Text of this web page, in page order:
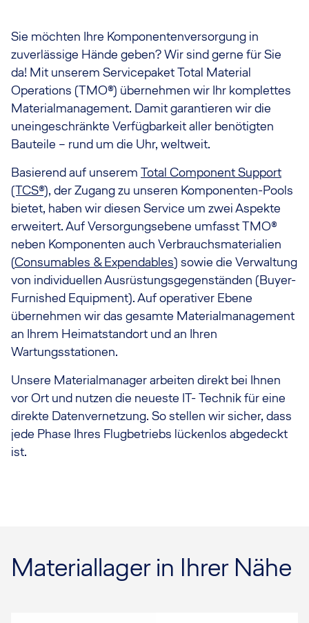
Sie möchten Ihre Komponentenversorgung in
zuverlässige Hände geben? Wir sind gerne für Sie
da! Mit unserem Servicepaket Total Material
Operations (TMO®) übernehmen wir Ihr komplettes
Materialmanagement. Damit garantieren wir die
uneingeschränkte Verfügbarkeit aller benötigten
Bauteile – rund um die Uhr, weltweit.
Basierend auf unserem Total Component Support
(TCS®), der Zugang zu unseren Komponenten-Pools
bietet, haben wir diesen Service um zwei Aspekte
erweitert. Auf Versorgungsebene umfasst TMO®
neben Komponenten auch Verbrauchsmaterialien
(Consumables & Expendables) sowie die Verwaltung
von individuellen Ausrüstungsgegenständen (Buyer-
Furnished Equipment). Auf operativer Ebene
übernehmen wir das gesamte Materialmanagement
an Ihrem Heimatstandort und an Ihren
Wartungsstationen.
Unsere Materialmanager arbeiten direkt bei Ihnen
vor Ort und nutzen die neueste IT- Technik für eine
direkte Datenvernetzung. So stellen wir sicher, dass
jede Phase Ihres Flugbetriebs lückenlos abgedeckt
ist.
Materiallager in Ihrer Nähe